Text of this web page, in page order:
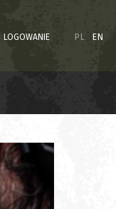
LOGOWANIE PL EN